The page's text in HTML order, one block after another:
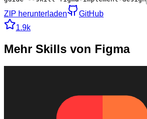
ZIP herunterladen
GitHub
1.9k
Mehr Skills von Figma